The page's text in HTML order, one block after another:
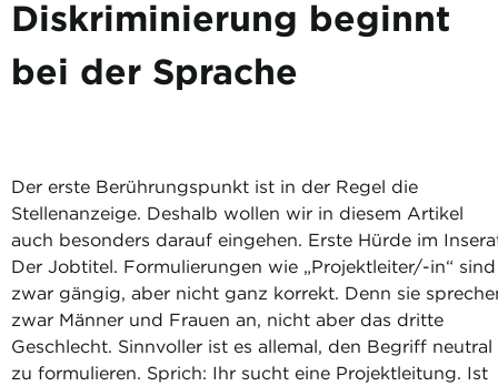
Diskriminierung beginnt
bei der Sprache
Der erste Berührungspunkt ist in der Regel die
Stellenanzeige. Deshalb wollen wir in diesem Artikel
auch besonders darauf eingehen. Erste Hürde im
Der Jobtitel. Formulierungen wie „Projektleiter/-in“ sind
zwar gängig, aber nicht ganz korrekt. Denn sie
zwar Männer und Frauen an, nicht aber das dritte
Geschlecht. Sinnvoller ist es allemal, den Begriff neutral
zu formulieren. Sprich: Ihr sucht eine Projektleitung. Ist